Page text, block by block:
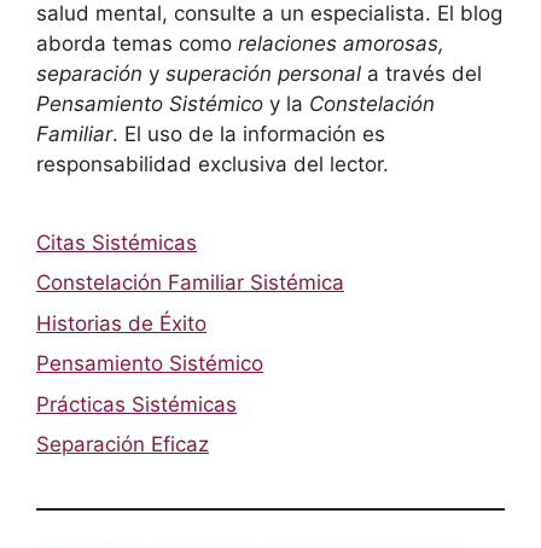
salud mental, consulte a un especialista. El blog
aborda temas como relaciones amorosas,
separación y superación personal a través del
Pensamiento Sistémico y la Constelación
Familiar. El uso de la información es
responsabilidad exclusiva del lector.
Citas Sistémicas
Constelación Familiar Sistémica
Historias de Éxito
Pensamiento Sistémico
Prácticas Sistémicas
Separación Eficaz